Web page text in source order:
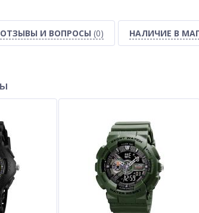
ОТЗЫВЫ И ВОПРОСЫ (0) НАЛИЧИЕ В